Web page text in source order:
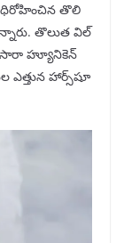
తొలి
తొలుత విల్
హ్యూనికెన్
ఎత్తున హార్స్‌షూ